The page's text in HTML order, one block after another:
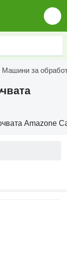
Машини за
Amazone